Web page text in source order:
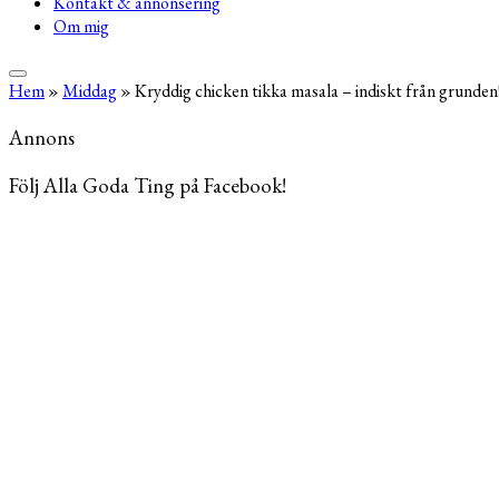
Om mig
Hem»Middag»Kryddig chicken tikka masala – indiskt från
Annons
Följ Alla Goda Ting på Facebook!